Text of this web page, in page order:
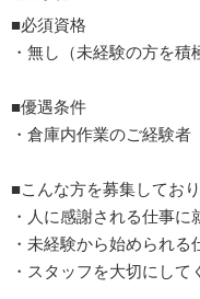
■必須資格
・無し（未経験の方を積
■優遇条件
・倉庫内作業のご経験者
■こんな方を募集してお
・人に感謝される仕事に
・未経験から始められる
・スタッフを大切にし